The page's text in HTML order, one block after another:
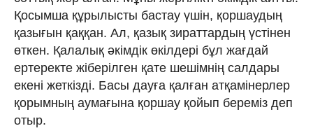
Қосымша құрылысты бастау үшін, қоршаудың
қазығын қаққан. Ал, қазық зираттардың үстінен
өткен. Қалалық әкімдік өкілдері бұл жағдай
ертеректе жіберілген қате шешімнің салдары
екені жеткізді. Басы дауға қалған атқамінерлер
қорымның аумағына қоршау қойып береміз деп
отыр.